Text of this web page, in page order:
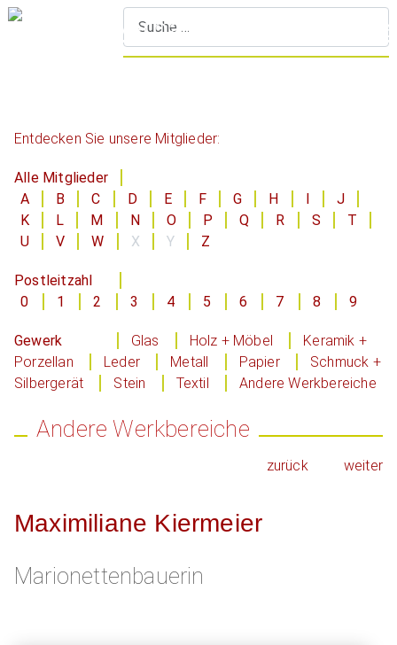
Entdecken Sie unsere Mitglieder:
Alle Mitglieder
A
B C D E F G H
J
K
L M N O P Q R S
T
U
V W X Y Z
Postleitzahl
0
1 2 3 4 5 6 7 8 9
Gewerk Glas Holz + Möbel
Keramik +
Porzellan
Leder Metall Papier
Schmuck +
Silbergerät
Stein Textil Andere Werkbereiche
Andere Werkbereiche
zurück weiter
Maximiliane Kiermeier
Marionettenbauerin